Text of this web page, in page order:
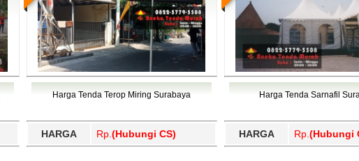
Harga Tenda Terop Miring Surabaya
HARGA Rp. (Hubungi CS)
Harga Tenda Sarnafil
HARGA Rp. (Hubungi